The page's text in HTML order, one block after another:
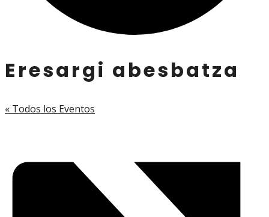
Eresargi abesbatza
« Todos los Eventos